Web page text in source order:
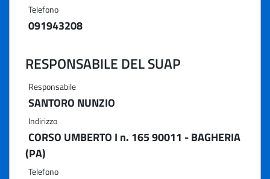
Telefono
091943208
RESPONSABILE DEL SUAP
Responsabile
SANTORO NUNZIO
Indirizzo
CORSO UMBERTO I n. 165 90011 - BAGHERIA
(PA)
Telefono